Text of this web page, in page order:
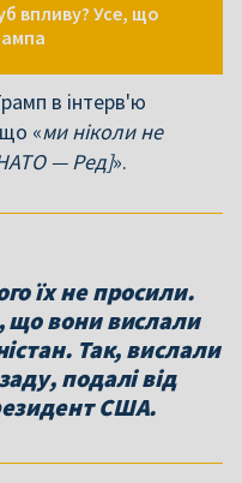
впливу? Усе, що
в інтерв'ю
«ми ніколи не
НАТО — Ред]».
їх не просили.
що вони вислали
Так, вислали
подалі від
США.